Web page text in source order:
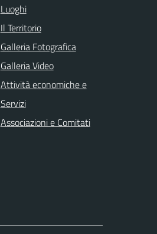
Luoghi
Il Territorio
Galleria Fotografica
Galleria Video
Attività economiche e
Servizi
Associazioni e Comitati